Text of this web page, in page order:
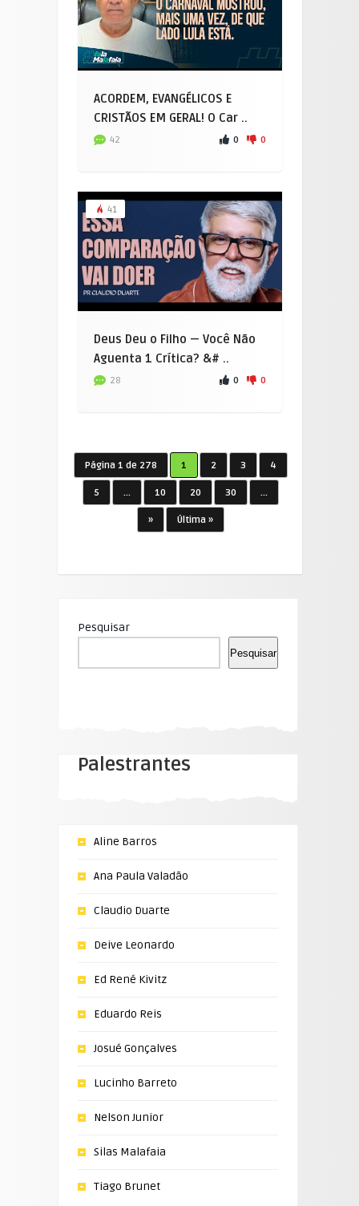
ACORDEM, EVANGÉLICOS E
CRISTÃOS EM GERAL! O Car ..
42 0 0
41
Deus Deu o Filho — Você Não
Aguenta 1 Crítica? &# ..
28 0 0
Página 1 de 278 1 2 3 4
5 ... 10 20 30 ...
» Última »
Pesquisar
Pesquisar
Palestrantes
Aline Barros
Ana Paula Valadão
Claudio Duarte
Deive Leonardo
Ed René Kivitz
Eduardo Reis
Josué Gonçalves
Lucinho Barreto
Nelson Junior
Silas Malafaia
Tiago Brunet